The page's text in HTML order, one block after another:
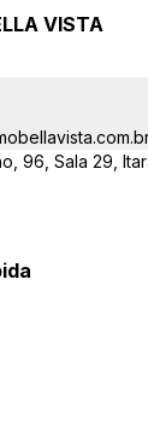
sempre
sobre casas,
produtos
VISTA
96, Sala 29,